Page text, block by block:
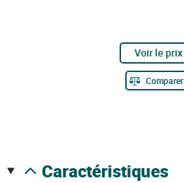
Voir le prix
Comparer
caractéristiques